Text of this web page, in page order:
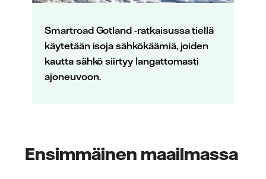
Smartroad Gotland -ratkaisussa tiellä
käytetään isoja sähkökäämiä, joiden
kautta sähkö siirtyy langattomasti
ajoneuvoon.
Ensimmäinen maailmassa